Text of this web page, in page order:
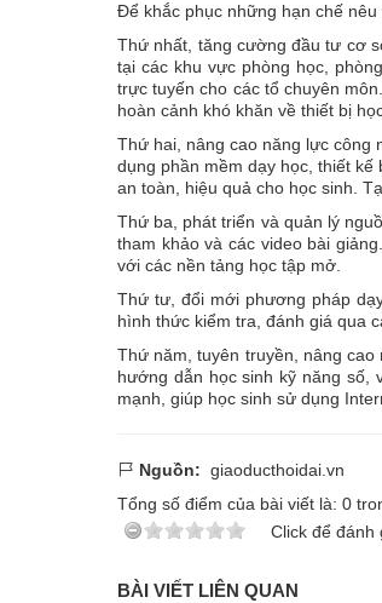
Để khắc phục những hạn chế
Thứ nhất, tăng cường đầu tư cơ
tại các khu vực phòng học,
trực tuyến cho các tổ chuyên
hoàn cảnh khó khăn về thiết bị
Thứ hai, nâng cao năng lực công
dụng phần mềm dạy học, thiết
an toàn, hiệu quả cho học sinh.
Thứ ba, phát triển và quản lý
tham khảo và các video bài
với các nền tảng học tập mở.
Thứ tư, đổi mới phương pháp
hình thức kiểm tra, đánh giá qua
Thứ năm, tuyên truyền, nâng
hướng dẫn học sinh kỹ năng số,
mạnh, giúp học sinh sử dụng
Nguồn: giaoducthoidai.vn
Tổng số điểm của bài viết là: 0
Click để đánh
BÀI VIẾT LIÊN QUAN